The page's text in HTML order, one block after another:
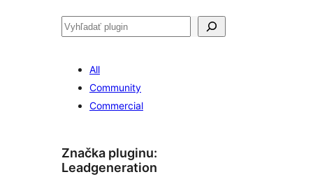
Hľadať
All
Community
Commercial
Značka pluginu:
Leadgeneration